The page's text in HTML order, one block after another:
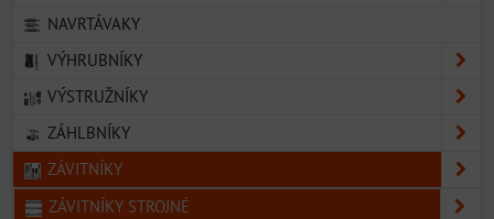
NAVRTÁVAKY
VÝHRUBNÍKY
VÝSTRUŽNÍKY
ZÁHLBNÍKY
ZÁVITNÍKY
ZÁVITNÍKY STROJNÉ